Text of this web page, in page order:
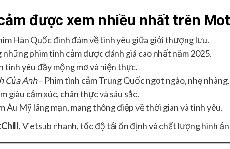
được xem nhiều nhất trên
Hàn Quốc đình đám về tình yêu giữa giới thượng lưu.
phim tình cảm được đánh giá cao nhất năm 2025.
tình yêu đầy mộng mơ và hiện thực.
Của Anh– Phim tình cảm Trung Quốc ngọt ngào, nhẹ nhàng.
giàu cảm xúc, chân thực và sâu sắc.
Âu Mỹ lãng mạn, mang thông điệp về thời gian và tình yêu.
, Vietsub nhanh, tốc độ tải ổn định và chất lượng hình